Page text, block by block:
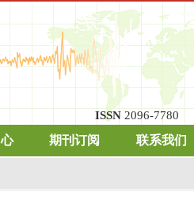
ISSN 2096-7780
期刊订阅 联系我们